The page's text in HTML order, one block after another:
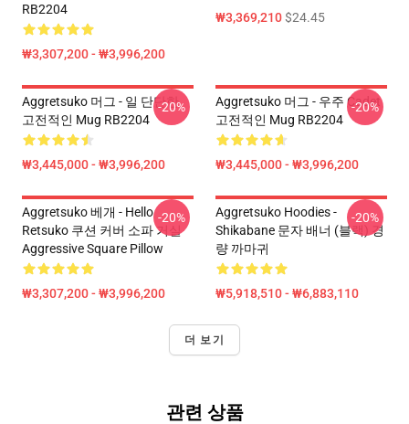
RB2204
₩3,307,200 - ₩3,996,200
₩3,369,210$24.45
Aggretsuko 머그 - 일 단단한
고전적인 Mug RB2204
₩3,445,000 - ₩3,996,200
-20%
Aggretsuko 머그 - 우주 Cadet
고전적인 Mug RB2204
₩3,445,000 - ₩3,996,200
-20%
Aggretsuko 베개 - Hello
Retsuko 쿠션 커버 소파 거실
Aggressive Square Pillow
₩3,307,200 - ₩3,996,200
-20%
Aggretsuko Hoodies -
Shikabane 문자 배너 (블랙) 경
량 까마귀
₩5,918,510 - ₩6,883,110
-20%
더 보기
관련 상품